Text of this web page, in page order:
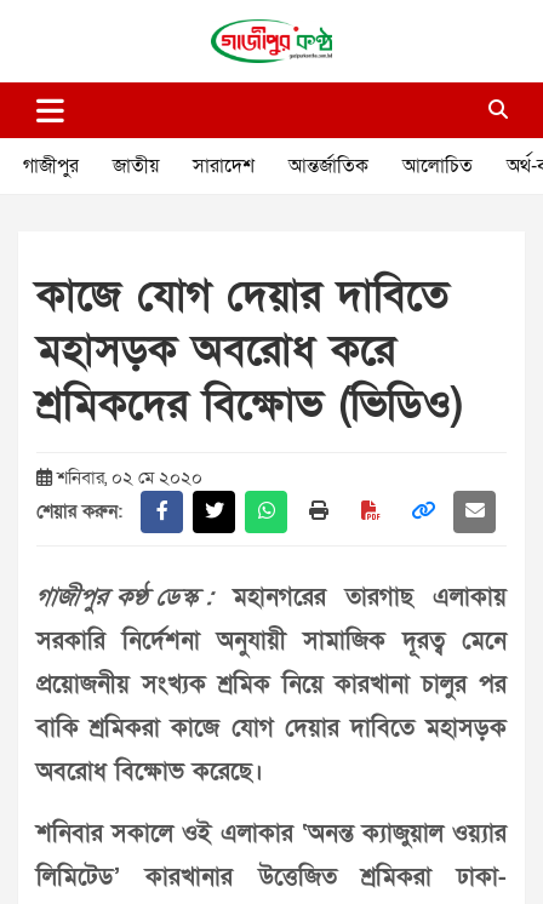
গাজীপুর কণ্ঠ
গাজীপুর জাতীয় সারাদেশ আন্তর্জাতিক আলোচিত অর্থ-
কাজে যোগ দেয়ার দাবিতে
মহাসড়ক অবরোধ করে
শ্রমিকদের বিক্ষোভ (ভিডিও)
শনিবার, ০২ মে ২০২০
শেয়ার করুন:
গাজীপুর কণ্ঠ ডেস্ক :মহানগরের তারগাছ এলাকায়
সরকারি নির্দেশনা অনুযায়ী সামাজিক দূরত্ব মেনে
প্রয়োজনীয় সংখ্যক শ্রমিক নিয়ে কারখানা চালুর পর
বাকি শ্রমিকরা কাজে যোগ দেয়ার দাবিতে মহাসড়ক
অবরোধ বিক্ষোভ করেছে।
শনিবার সকালে ওই এলাকার ‘অনন্ত ক্যাজুয়াল ওয়্যার
লিমিটেড’ কারখানার উত্তেজিত শ্রমিকরা ঢাকা-